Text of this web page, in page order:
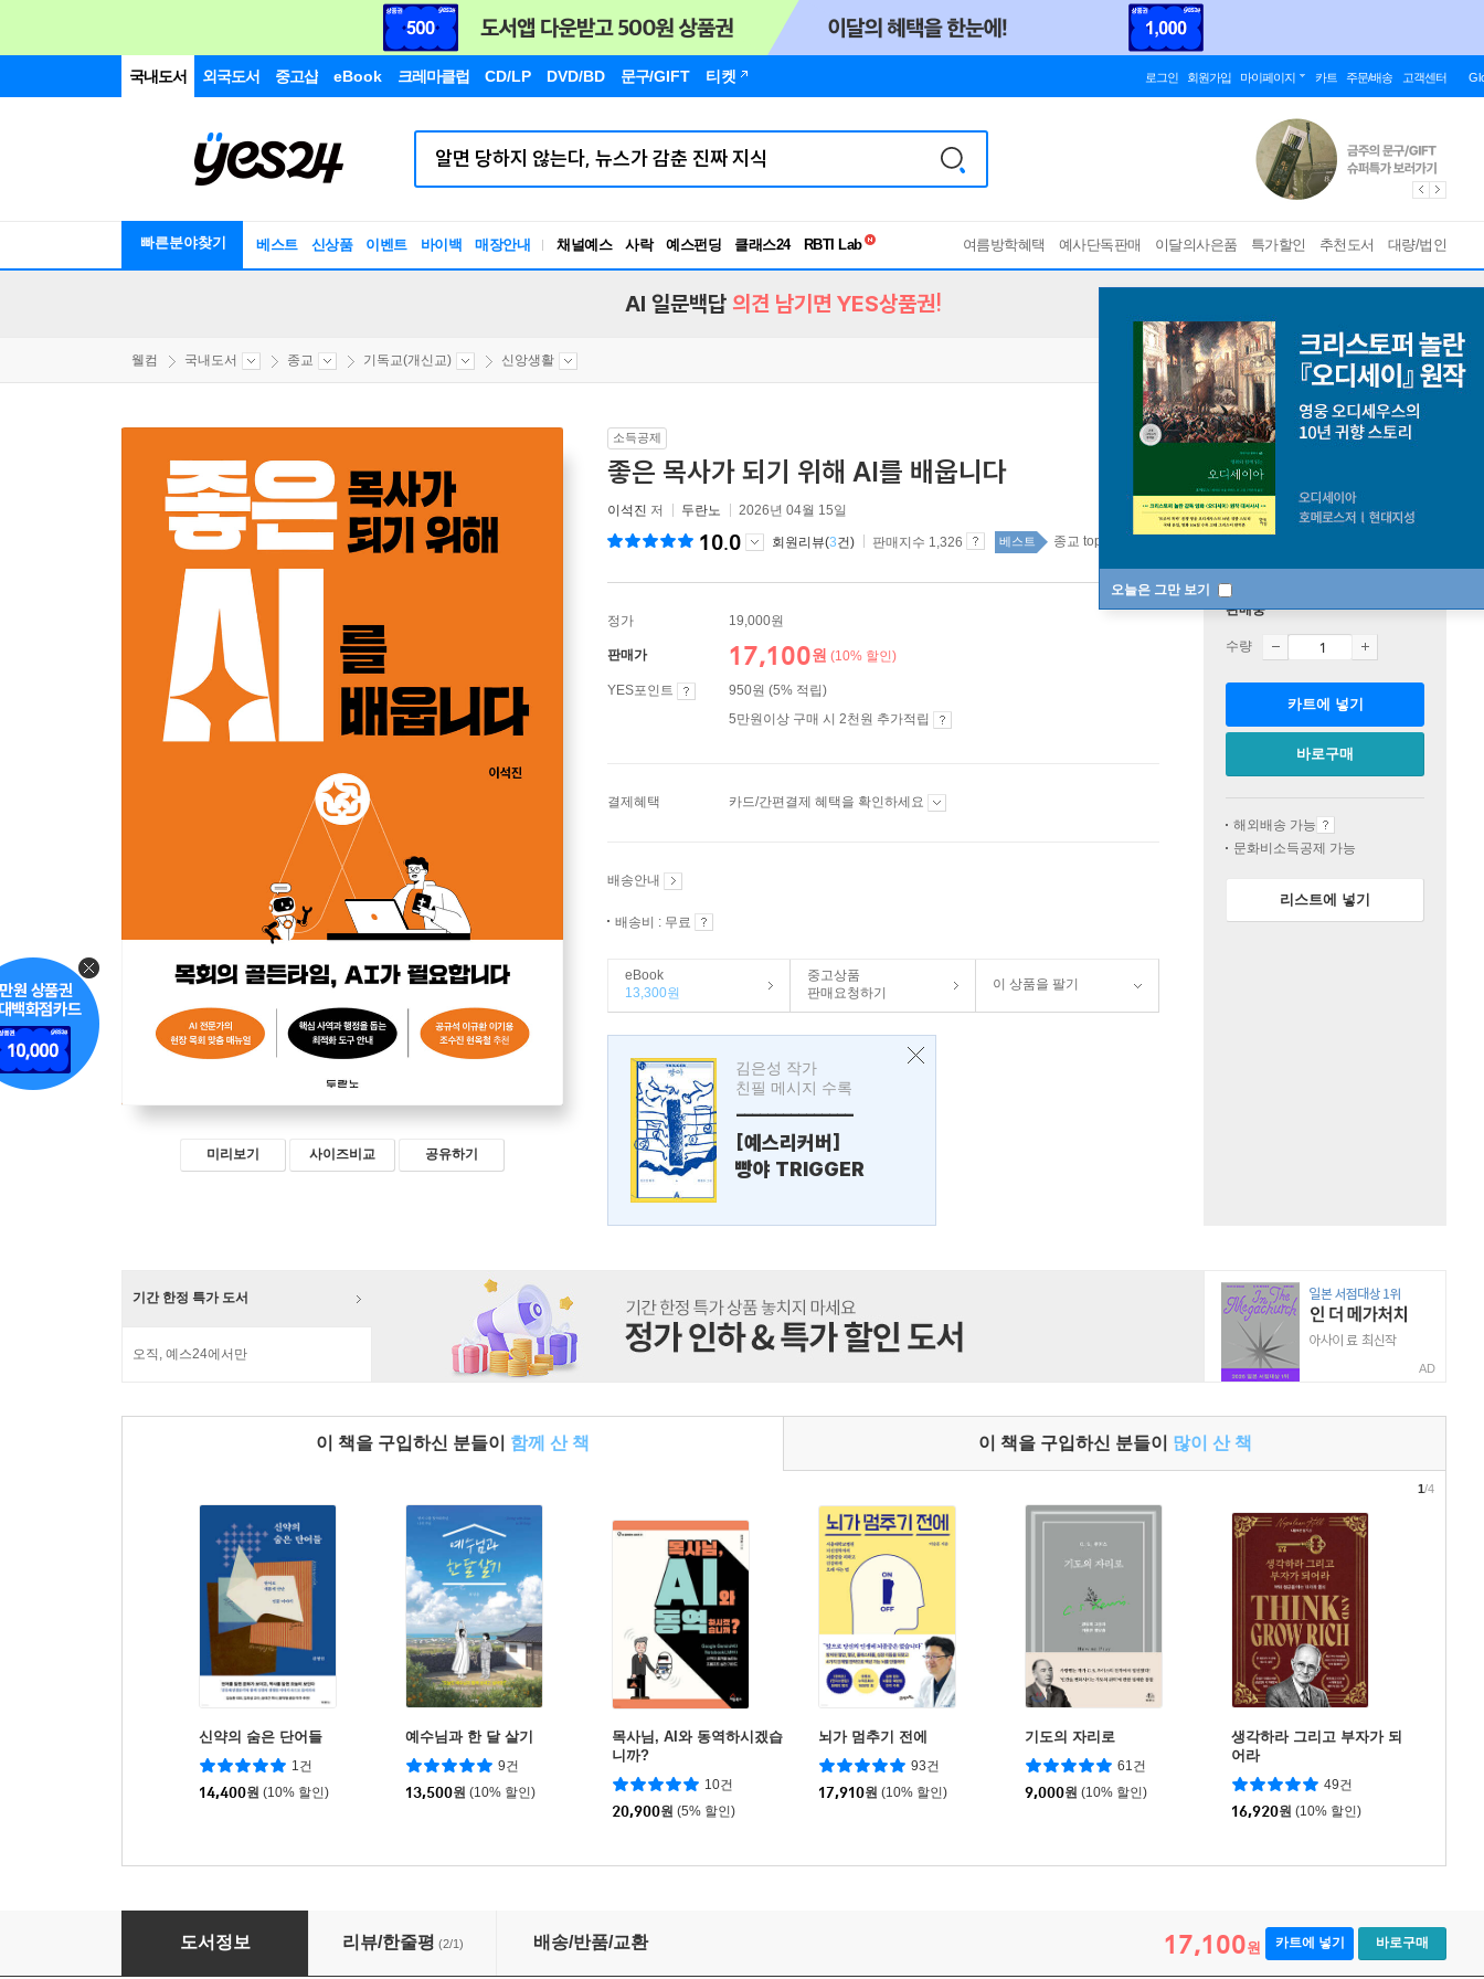
국내도서 외국도서 중고샵 eBook 크레마클럽 CD/LP DVD/BD 문구/GIFT 티켓 로그인 회원가입 마이페이지 카트 주문/배송 고객센터
빠른분야찾기 베스트 신상품 이벤트 바이백 매장안내 채널예스 사락 예스펀딩 클래스24
독서유형검사
여름방학혜택 예사단독판매 이달의사은품 특가할인 추천도서 대량/법인
오늘은 그만 보기
AI 일문백답 의견 남기면 YES상품권!
웰컴 국내도서 종교 기독교(개신교) 신앙생활
미리보기 사이즈비교 공유하기
소득공제
좋은 목사가 되기 위해 AI를 배웁니다
이석진 저 두란노 2026년 04월 15일
10.0 회원리뷰(3건) 판매지수 1,326 베스트 종교 top100 3주
정가 19,000원
판매가 17,100원 (10% 할인)
YES포인트
950원 (5% 적립)
5만원이상 구매 시 2천원 추가적립
결제혜택 카드/간편결제 혜택을 확인하세요
배송안내
배송비 : 무료
eBook
13,300원
중고상품
판매요청하기
이 상품을 팔기
김은성 작가
친필 메시지 수록
---------------
[예스리커버]
빵야 TRIGGER
판매중
수량
카트에 넣기
바로구매
해외배송 가능
문화비소득공제 가능
리스트에 넣기
기간 한정 특가 도서
오직, 예스24에서만
AD
이 책을 구입하신 분들이 함께 산 책 이 책을 구입하신 분들이 많이 산 책
신약의 숨은 단어들
1건
14,400원 (10% 할인)
예수님과 한 달 살기
9건
13,500원 (10% 할인)
목사님, AI와 동역하시겠습
니까?
10건
20,900원 (5% 할인)
뇌가 멈추기 전에
93건
17,910원 (10% 할인)
기도의 자리로
61건
9,000원 (10% 할인)
생각하라 그리고 부자가 되
어라
49건
16,920원 (10% 할인)
1/4
좋은 목사가 되기 위해 AI를 배웁니다
도서정보 리뷰/한줄평 (2/1) 배송/반품/교환 17,100원 카트에 넣기 바로구매